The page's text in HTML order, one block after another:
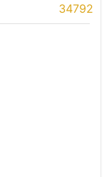
34792